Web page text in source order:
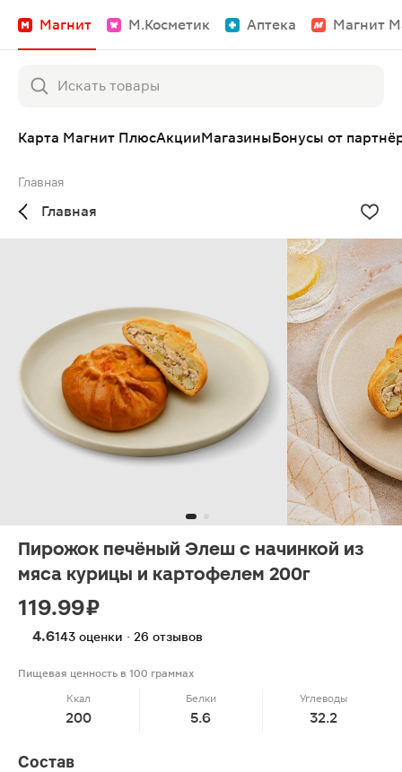
Магнит М.Косметик Аптека Магнит
Карта Магнит ПлюсАкцииМагазиныБонусы от
Главная
Главная
Пирожок печёный Элеш с начинкой из
мяса курицы и картофелем 200г
119.99 ₽
4.6143 оценки · 26 отзывов
Пищевая ценность в 100 граммах
Ккал
200
Белки
5.6
Углеводы
32.2
Состав